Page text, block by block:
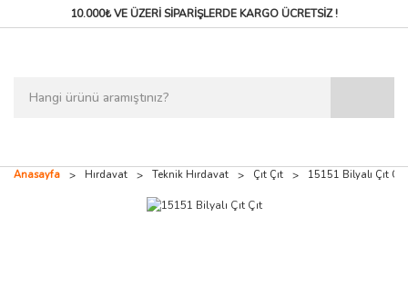
10.000₺ VE ÜZERİ SİPARİŞLERDEKARGO ÜCRETSİZ !
Anasayfa Hırdavat Teknik Hırdavat Çıt Çıt 15151 Bilyalı Çıt Çıt